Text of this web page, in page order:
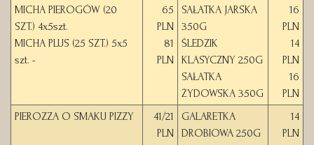
MICHA PIEROGÓW (20
SZT.) 4x5szt.
MICHA PLUS (25 SZT.) 5x5
szt. -
65
PLN
81
PLN
SAŁATKA JARSKA
350G
ŚLEDZIK
KLASYCZNY 250G
SAŁATKA
ŻYDOWSKA 350G
16
PLN
14
PLN
16
PLN
PIEROZZA O SMAKU PIZZY
41/21
PLN
GALARETKA
DROBIOWA 250G
14
PLN